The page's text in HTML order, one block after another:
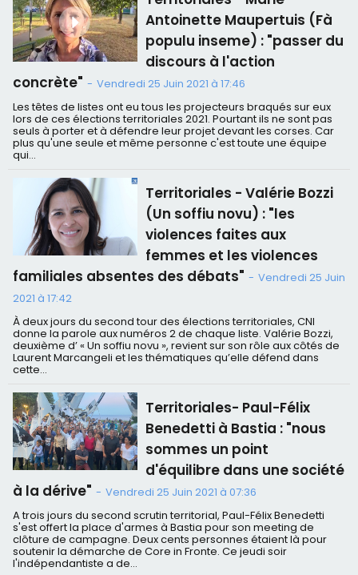
Antoinette Maupertuis (Fà
populu inseme) : "passer du
discours à l'action
concrète" - Vendredi 25 Juin 2021 à 17:46
Les têtes de listes ont eu tous les projecteurs braqués sur eux
lors de ces élections territoriales 2021. Pourtant ils ne sont pas
seuls à porter et à défendre leur projet devant les corses. Car
plus qu'une seule et même personne c'est toute une équipe
qui...
Territoriales - Valérie Bozzi
(Un soffiu novu) : "les
violences faites aux
femmes et les violences
familiales absentes des débats" - Vendredi 25 Juin
2021 à 17:42
À deux jours du second tour des élections territoriales, CNI
donne la parole aux numéros 2 de chaque liste. Valérie Bozzi,
deuxième d’ « Un soffiu novu », revient sur son rôle aux côtés de
Laurent Marcangeli et les thématiques qu’elle défend dans
cette...
Territoriales- Paul-Félix
Benedetti à Bastia : "nous
sommes un point
d'équilibre dans une société
à la dérive" - Vendredi 25 Juin 2021 à 07:36
A trois jours du second scrutin territorial, Paul-Félix Benedetti
s'est offert la place d'armes à Bastia pour son meeting de
clôture de campagne. Deux cents personnes étaient là pour
soutenir la démarche de Core in Fronte. Ce jeudi soir
l'indépendantiste a de...